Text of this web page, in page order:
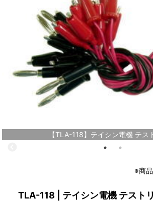
【TLA-118】テイシン電機 テス
※商
TLA-118 | テイシン電機 テスト